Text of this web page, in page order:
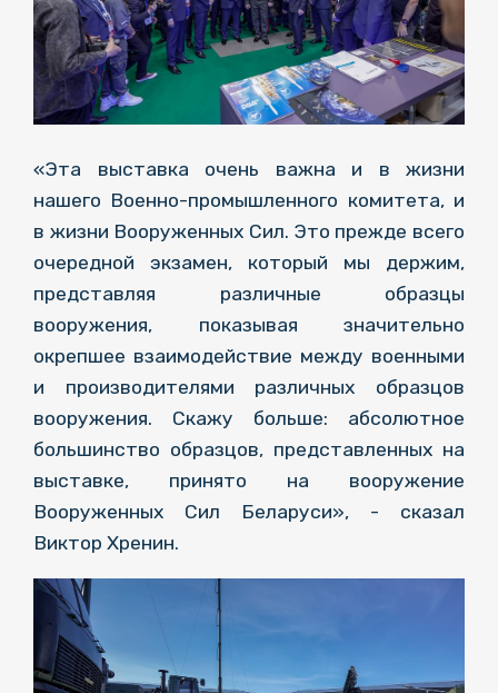
«Эта выставка очень важна и в жизни
нашего Военно-промышленного комитета, и
в жизни Вооруженных Сил. Это прежде всего
очередной экзамен, который мы держим,
представляя различные образцы
вооружения, показывая значительно
окрепшее взаимодействие между военными
и производителями различных образцов
вооружения. Скажу больше: абсолютное
большинство образцов, представленных на
выставке, принято на вооружение
Вооруженных Сил Беларуси», - сказал
Виктор Хренин.